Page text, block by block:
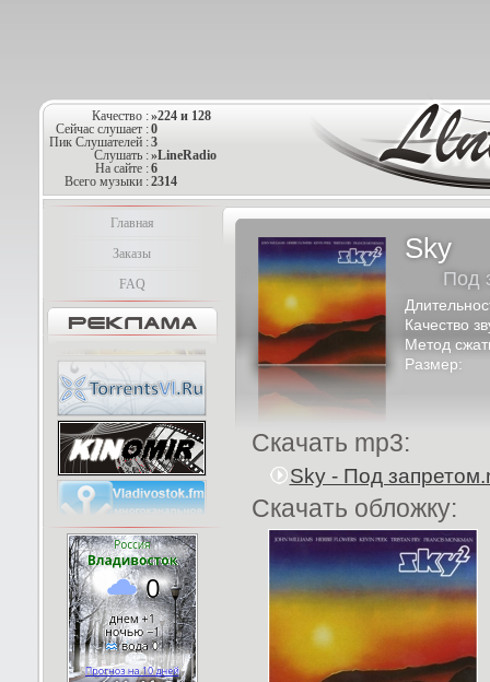
Качество :»224 и 128
Сейчас слушает :0
Пик Слушателей :3
Слушать :»LineRadio
На сайте :6
Всего музыки :2314
Главная
Заказы
FAQ
Sky
Под
Качество
Метод
Размер:
Скачать mp3:
Sky - Под
Скачать обложку: